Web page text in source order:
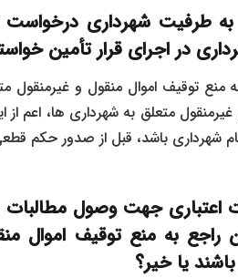
طرفیت شهرداری درخواست
در اجرای قرار تأمین
متعلق به شهرداری‌ ها، اعم
شهرداری باشد، قبل از صدور حکم
اعتباری جهت وصول
به منع توقیف اموال
یا خیر؟